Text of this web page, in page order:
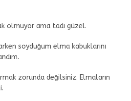
olmuyor ama tadı güzel.
soyduğum elma kabuklarını
zorunda değilsiniz. Elmaların